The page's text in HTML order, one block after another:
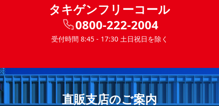
タキゲンフリーコール
0800-222-2004
受付時間 8:45 - 17:30 土日祝日を除く
直販支店のご案内